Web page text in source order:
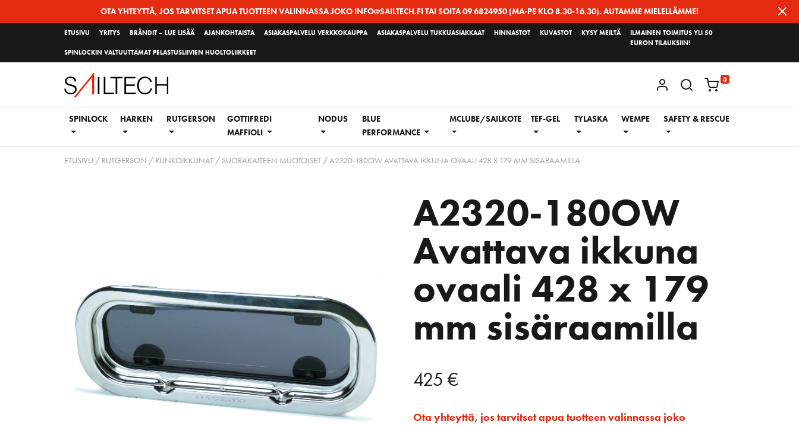
OTA YHTEYTTÄ, JOS TARVITSET APUA TUOTTEEN VALINNASSA JOKO INFO@SAILTECH.FI TAI SOITA 09 6824950 (MA-PE KLO 8.30-16.30). AUTAMME MIELELLÄMME!
ETUSIVU YRITYS BRÄNDIT – LUE LISÄÄ AJANKOHTAISTA ASIAKASPALVELU VERKKOKAUPPA ASIAKASPALVELU TUKKUASIAKKAAT HINNASTOT KUVASTOT KYSY MEILTÄ
SPINLOCKIN VALTUUTTAMAT PELASTUSLIIVIEN HUOLTOLIIKKEET
ILMAINEN TOIMITUS YLI 50
EURON TILAUKSIIN!
KIRJAUDU / REKISTERÖIDY
0
SPINLOCK HARKEN RUTGERSON
GOTTIFREDI
MAFFIOLI
NODUS
BLUE
PERFORMANCE
MCLUBE/SAILKOTE TEF-GEL TYLASKA WEMPE SAFETY & RESCUE
ETUSIVU / RUTGERSON / RUNKOIKKUNAT/ SUORAKAITEEN MUOTOISET/ A2320-180OW AVATTAVA IKKUNA OVAALI 428 X 179 MM SISÄRAAMILLA
A2320-180OW
Avattava ikkuna
ovaali 428 x 179
mm sisäraamilla
425 €
Ota yhteyttä, jos tarvitset apua tuotteen valinnassa joko